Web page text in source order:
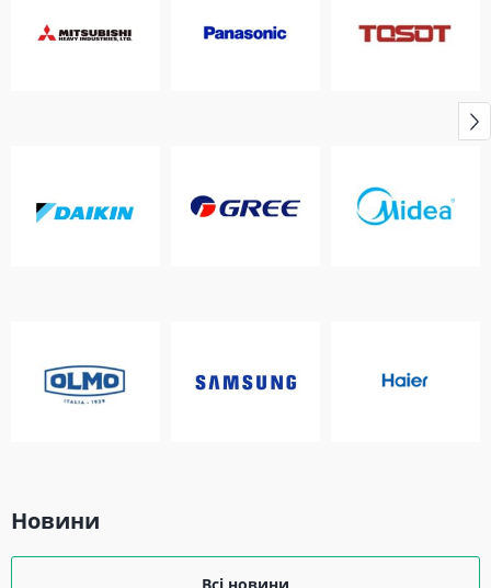
Новини
Всі новини